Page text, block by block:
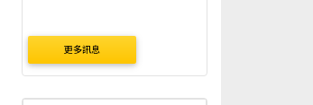
更多訊息